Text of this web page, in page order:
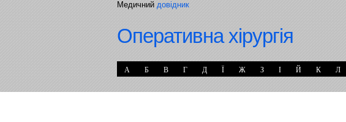
Медичнийдовідник
Оперативна хірургія
А Б В Г Д Ї Ж З І Й К Л